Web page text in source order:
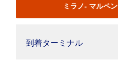
ミラノ- マルペ
到着ターミナル